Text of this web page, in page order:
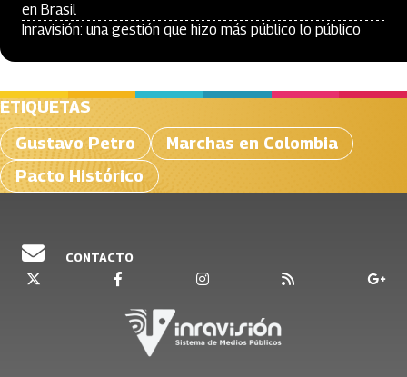
en Brasil
Inravisión: una gestión que hizo más público lo público
ETIQUETAS
Gustavo Petro
Marchas en Colombia
Pacto Histórico
CONTACTO